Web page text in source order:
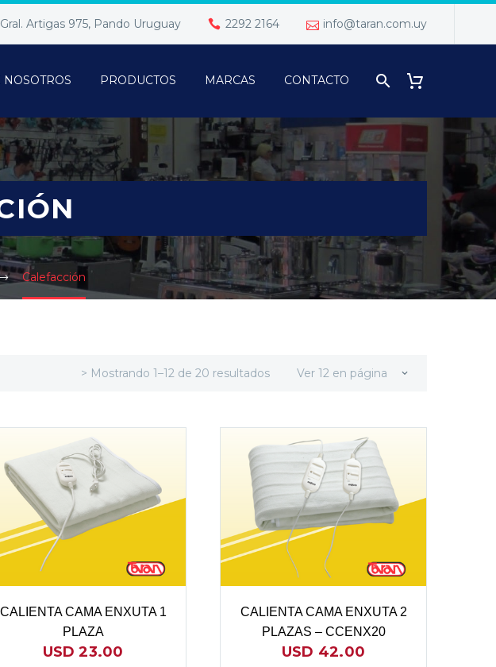
Artigas 975, Pando Uruguay 2292 2164 info@taran.com.uy
NOSOTROS PRODUCTOS MARCAS CONTACTO
Calefacción
Ver 12 en página
> Mostrando 1–12 de 20 resultados
CALIENTA CAMA ENXUTA 1
PLAZA
USD23.00
CALIENTA CAMA ENXUTA 2
PLAZAS – CCENX20
USD 42.00